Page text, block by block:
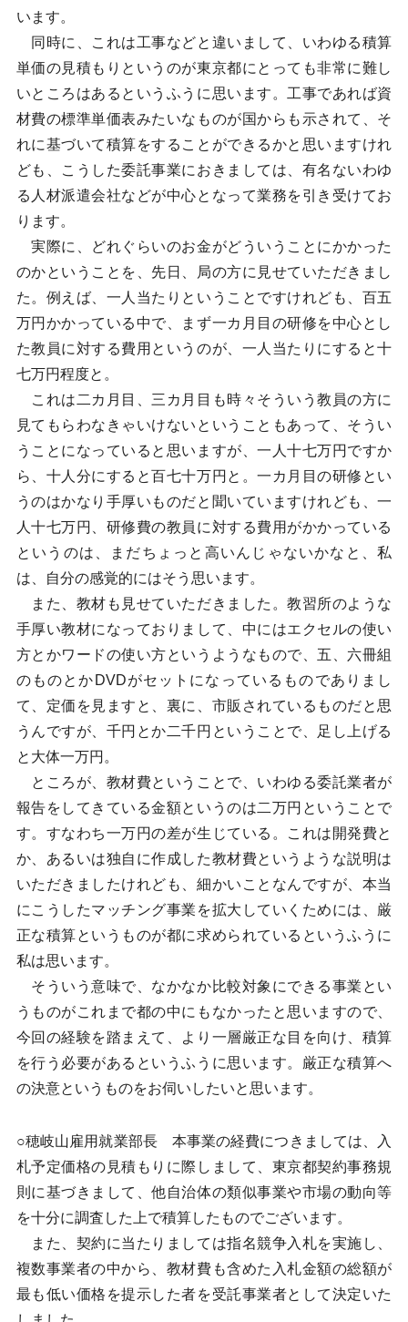
います。
同時に、これは工事などと違いまして、いわゆる積算
単価の見積もりというのが東京都にとっても非常に難し
いところはあるというふうに思います。工事であれば資
材費の標準単価表みたいなものが国からも示されて、そ
れに基づいて積算をすることができるかと思いますけれ
ども、こうした委託事業におきましては、有名ないわゆ
る人材派遣会社などが中心となって業務を引き受けてお
ります。
実際に、どれぐらいのお金がどういうことにかかった
のかということを、先日、局の方に見せていただきまし
た。例えば、一人当たりということですけれども、百五
万円かかっている中で、まず一カ月目の研修を中心とし
た教員に対する費用というのが、一人当たりにすると十
七万円程度と。
これは二カ月目、三カ月目も時々そういう教員の方に
見てもらわなきゃいけないということもあって、そうい
うことになっていると思いますが、一人十七万円ですか
ら、十人分にすると百七十万円と。一カ月目の研修とい
うのはかなり手厚いものだと聞いていますけれども、一
人十七万円、研修費の教員に対する費用がかかっている
というのは、まだちょっと高いんじゃないかなと、私
は、自分の感覚的にはそう思います。
また、教材も見せていただきました。教習所のような
手厚い教材になっておりまして、中にはエクセルの使い
方とかワードの使い方というようなもので、五、六冊組
のものとかDVDがセットになっているものでありまし
て、定価を見ますと、裏に、市販されているものだと思
うんですが、千円とか二千円ということで、足し上げる
と大体一万円。
ところが、教材費ということで、いわゆる委託業者が
報告をしてきている金額というのは二万円ということで
す。すなわち一万円の差が生じている。これは開発費と
か、あるいは独自に作成した教材費というような説明は
いただきましたけれども、細かいことなんですが、本当
にこうしたマッチング事業を拡大していくためには、厳
正な積算というものが都に求められているというふうに
私は思います。
そういう意味で、なかなか比較対象にできる事業とい
うものがこれまで都の中にもなかったと思いますので、
今回の経験を踏まえて、より一層厳正な目を向け、積算
を行う必要があるというふうに思います。厳正な積算へ
の決意というものをお伺いしたいと思います。
○穂岐山雇用就業部長 本事業の経費につきましては、入
札予定価格の見積もりに際しまして、東京都契約事務規
則に基づきまして、他自治体の類似事業や市場の動向等
を十分に調査した上で積算したものでございます。
また、契約に当たりましては指名競争入札を実施し、
複数事業者の中から、教材費も含めた入札金額の総額が
最も低い価格を提示した者を受託事業者として決定いた